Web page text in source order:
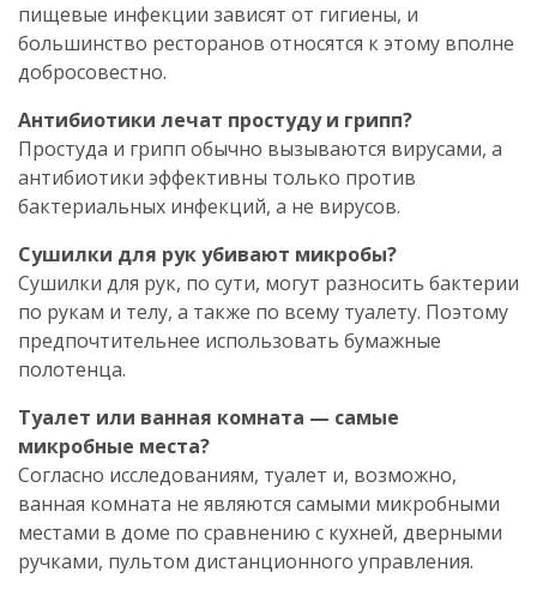
пищевые инфекции зависят от гигиены, и
большинство ресторанов относятся к этому вполне
добросовестно.
Антибиотики лечат простуду и грипп?
Простуда и грипп обычно вызываются вирусами, а
антибиотики эффективны только против
бактериальных инфекций, а не вирусов.
Сушилки для рук убивают микробы?
Сушилки для рук, по сути, могут разносить бактерии
по рукам и телу, а также по всему туалету. Поэтому
предпочтительнее использовать бумажные
полотенца.
Туалет или ванная комната — самые
микробные места?
Согласно исследованиям, туалет и, возможно,
ванная комната не являются самыми микробными
местами в доме по сравнению с кухней, дверными
ручками, пультом дистанционного управления.